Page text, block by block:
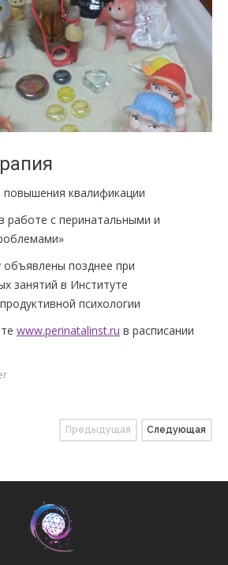
квалификации
работе с перинатальными и
позднее при
занятий в Институте
психологии
www.perinatalinst.ru в расписании
Предыдущая Следующая